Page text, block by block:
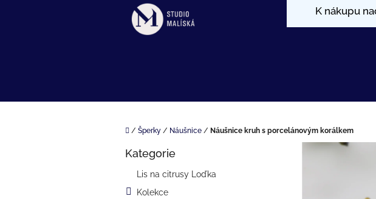
Domů
/ Šperky / Náušnice / Náušnice kruh s porcelánovým korálkem
Přeskočit
Kategorie
Lis na citrusy Loďka
Kolekce